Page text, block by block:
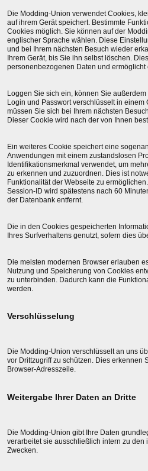
Die Modding-Union verwendet Cookies,
auf ihrem Gerät speichert. Bestimmte
Cookies möglich. Sie können auf der
englischer Sprache wählen. Diese
und bei Ihrem nächsten Besuch wieder
Ihrem Gerät, bis Sie ihn selbst löschen.
personenbezogenen Daten und
Loggen Sie sich ein, können Sie
Login und Passwort verschlüsselt in
müssen Sie sich bei Ihrem nächsten
Dieser Cookie wird nach der von Ihnen
Ein weiteres Cookie speichert eine
Anwendungen mit einem zustandslosen
Identifikationsmerkmal verwendet, um
zu erkennen und zuzuordnen. Dies ist
Funktionalität der Webseite zu
Session-ID wird spätestens nach 60
der Datenbank entfernt.
Die in den Cookies gespeicherten
Ihres Surfverhaltens genutzt, sofern dies
Die meisten modernen Browser erlauben
Nutzung und Speicherung von Cookies
zu unterbinden. Dadurch kann die
werden.
Verschlüsselung
Die Modding-Union verschlüsselt an uns
vor Drittzugriff zu schützen. Dies erkennen
Browser-Adresszeile.
Weitergabe Ihrer Daten an Dritte
Die Modding-Union gibt Ihre Daten
verarbeitet sie ausschließlich intern zu den
Zwecken.